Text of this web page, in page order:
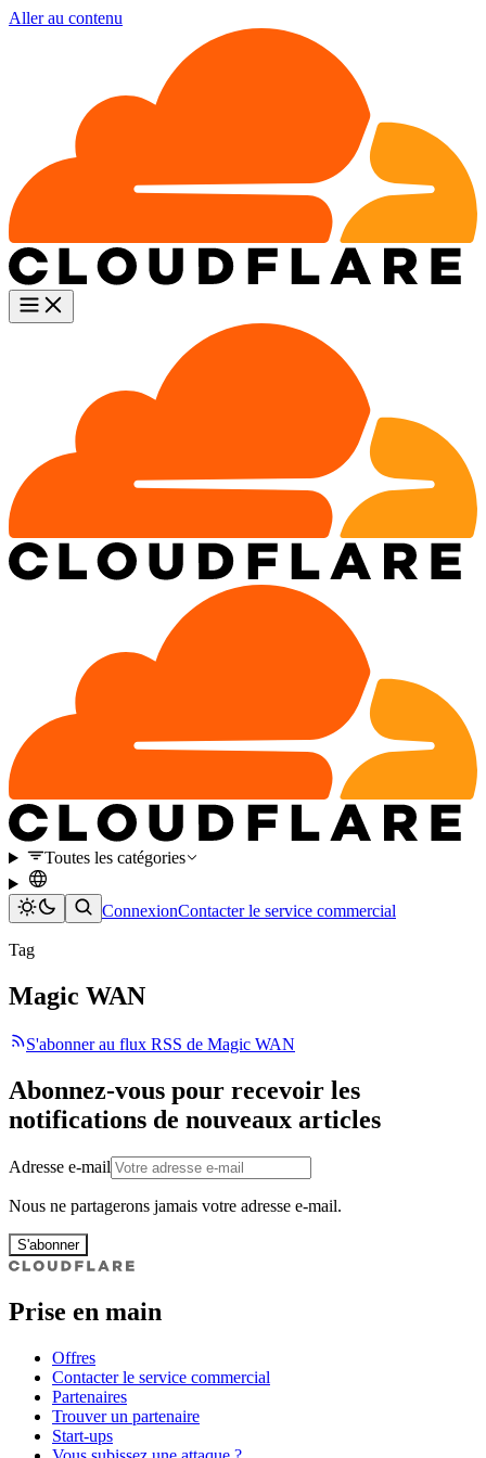
Aller au contenu
Toutes les catégories
ConnexionContacter le service commercial
Tag
Magic WAN
S'abonner au flux RSS de Magic WAN
Abonnez-vous pour recevoir les
notifications de nouveaux articles
Adresse e-mail
Nous ne partagerons jamais votre adresse e-mail.
S'abonner
Prise en main
Offres
Contacter le service commercial
Partenaires
Trouver un partenaire
Start-ups